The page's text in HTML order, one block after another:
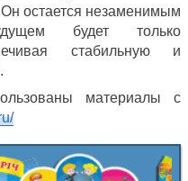
Он остается незаменимым
будет только
стабильную и
материалы с